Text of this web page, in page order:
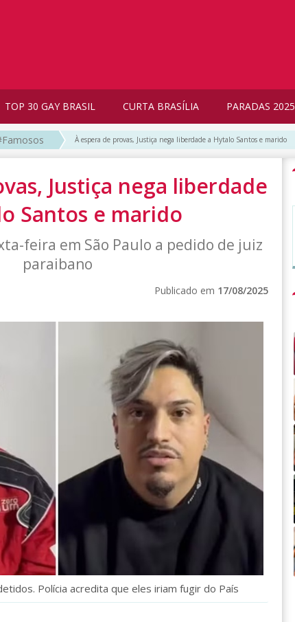
TOP 30 GAY BRASIL CURTA BRASÍLIA PARADAS 2025
À espera de provas, Justiça nega liberdade a Hytalo Santos e marido
Justiça nega liberdade
Santos e marido
feira em São Paulo a pedido de juiz
paraibano
Publicado em 17/08/2025
Polícia acredita que eles iriam fugir do País